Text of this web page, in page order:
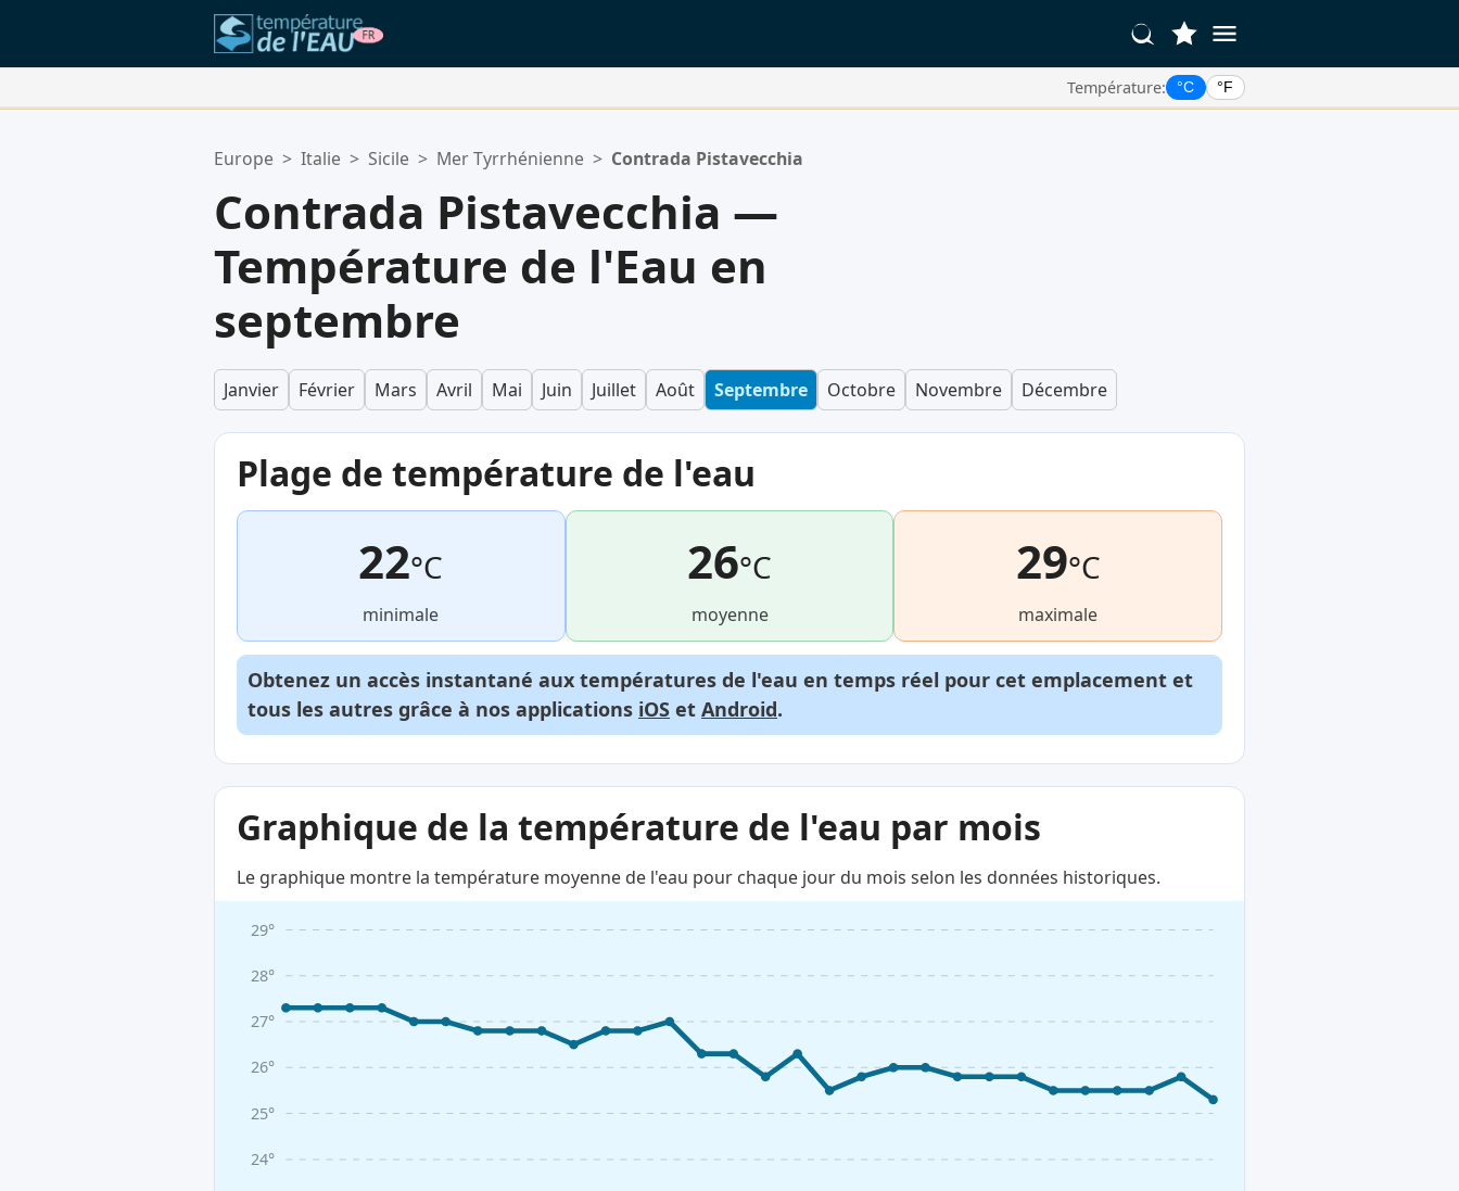
Température: °C °F
Votre liste de favoris est vide.
Europe > Italie > Sicile > Mer Tyrrhénienne > Contrada Pistavecchia
Contrada Pistavecchia —
Température de l'Eau en
septembre
Janvier Février Mars Avril Mai Juin Juillet Août Septembre Octobre Novembre Décembre
Plage de température de l'eau
22°C
minimale
26°C
moyenne
29°C
maximale
Obtenez un accès instantané aux températures de l'eau en temps réel pour cet emplacement et
tous les autres grâce à nos applications iOS et Android.
Graphique de la température de l'eau par mois
Le graphique montre la température moyenne de l'eau pour chaque jour du mois selon les données historiques.
24°
25°
26°
27°
28°
29°